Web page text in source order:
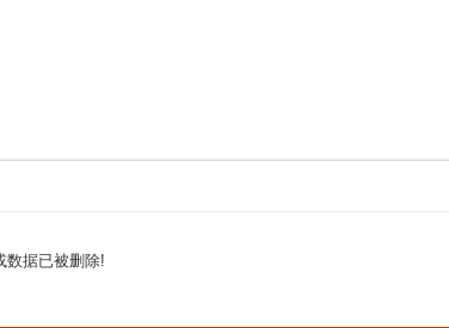
数据已被删除!